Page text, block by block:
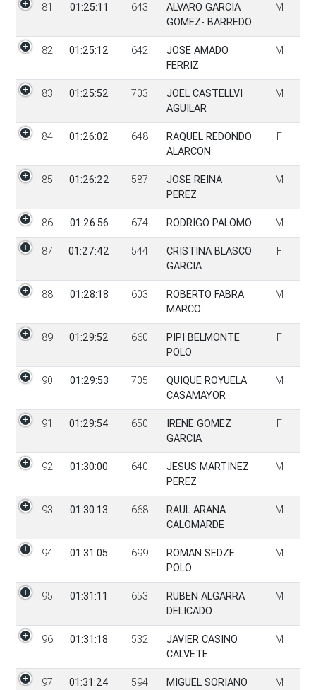
81 01:25:11 643
ALVARO GARCIA
GOMEZ- BARREDO
M
82 01:25:12 642
JOSE AMADO
FERRIZ
M
83 01:25:52 703
JOEL CASTELLVI
AGUILAR
M
84 01:26:02 648
RAQUEL REDONDO
ALARCON
F
85 01:26:22 587
JOSE REINA
PEREZ
M
86 01:26:56 674 RODRIGO PALOMO M
87 01:27:42 544
CRISTINA BLASCO
GARCIA
F
88 01:28:18 603
ROBERTO FABRA
MARCO
M
89 01:29:52 660
PIPI BELMONTE
POLO
F
90 01:29:53 705
QUIQUE ROYUELA
CASAMAYOR
M
91 01:29:54 650
IRENE GOMEZ
GARCIA
F
92 01:30:00 640
JESUS MARTINEZ
PEREZ
M
93 01:30:13 668
RAUL ARANA
CALOMARDE
M
94 01:31:05 699
ROMAN SEDZE
POLO
M
95 01:31:11 653
RUBEN ALGARRA
DELICADO
M
96 01:31:18 532
JAVIER CASINO
CALVETE
M
97 01:31:24 594
MIGUEL SORIANO
M